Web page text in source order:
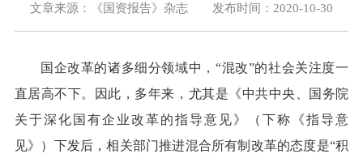
文章来源：《国资报告》杂志 发布时间：2020-10-30
国企改革的诸多细分领域中，“混改”的社会关注度一
直居高不下。因此，多年来，尤其是《中共中央、国务院
关于深化国有企业改革的指导意见》（下称《指导意
见》）下发后，相关部门推进混合所有制改革的态度是“积